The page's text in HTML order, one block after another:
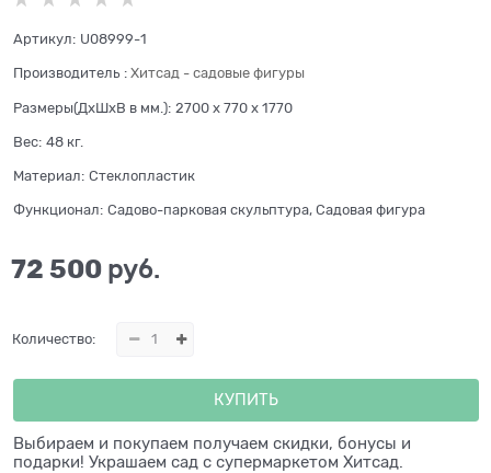
Артикул: U08999-1
Производитель : Хитсад - садовые фигуры
Размеры(ДхШхВ в мм.): 2700 x 770 x 1770
Вес: 48 кг.
Материал: Стеклопластик
Функционал: Садово-парковая скульптура, Садовая фигура
72 500 руб.
Количество:
КУПИТЬ
Выбираем и покупаем получаем скидки, бонусы и
подарки! Украшаем сад с супермаркетом Хитсад.